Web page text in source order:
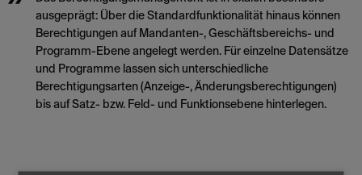
ausgeprägt: Über die Standardfunktionalität hinaus können
Berechtigungen auf Mandanten-, Geschäftsbereichs- und
Programm-Ebene angelegt werden. Für einzelne Datensätze
und Programme lassen sich unterschiedliche
Berechtigungsarten (Anzeige-, Änderungsberechtigungen)
bis auf Satz- bzw. Feld- und Funktionsebene hinterlegen.